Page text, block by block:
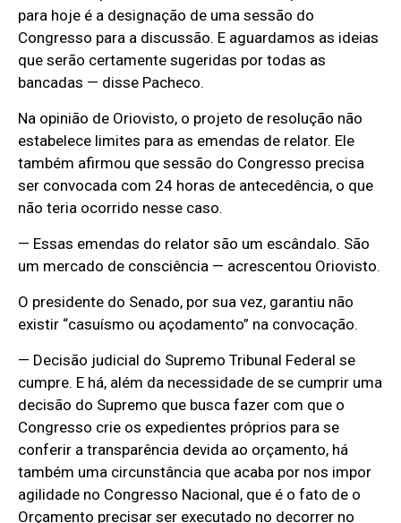
para hoje é a designação de uma sessão do
Congresso para a discussão. E aguardamos as ideias
que serão certamente sugeridas por todas as
bancadas — disse Pacheco.
Na opinião de Oriovisto, o projeto de resolução não
estabelece limites para as emendas de relator. Ele
também afirmou que sessão do Congresso precisa
ser convocada com 24 horas de antecedência, o que
não teria ocorrido nesse caso.
— Essas emendas do relator são um escândalo. São
um mercado de consciência — acrescentou Oriovisto.
O presidente do Senado, por sua vez, garantiu não
existir “casuísmo ou açodamento” na convocação.
— Decisão judicial do Supremo Tribunal Federal se
cumpre. E há, além da necessidade de se cumprir uma
decisão do Supremo que busca fazer com que o
Congresso crie os expedientes próprios para se
conferir a transparência devida ao orçamento, há
também uma circunstância que acaba por nos impor
agilidade no Congresso Nacional, que é o fato de o
Orçamento precisar ser executado no decorrer no